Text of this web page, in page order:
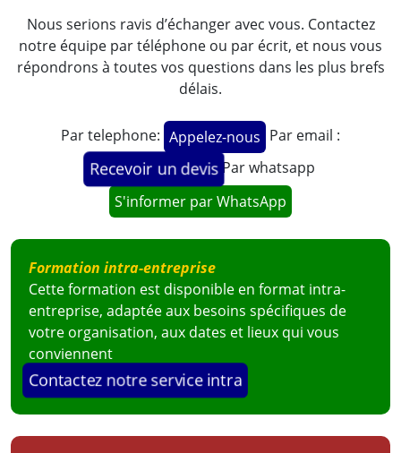
Nous serions ravis d’échanger avec vous. Contactez
notre équipe par téléphone ou par écrit, et nous vous
répondrons à toutes vos questions dans les plus brefs
délais.
Par telephone: Appelez-nous Par email :
Recevoir un devis Par whatsapp
S'informer par WhatsApp
Formation intra-entreprise
Cette formation est disponible en format intra-
entreprise, adaptée aux besoins spécifiques de
votre organisation, aux dates et lieux qui vous
conviennent
Contactez notre service intra